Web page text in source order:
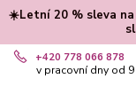
☀️Letní 20 % sleva na
+420 778 066 878
v pracovní dny od